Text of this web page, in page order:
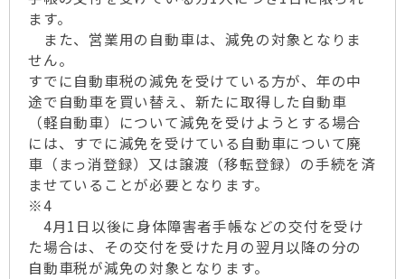
ます。
また、営業用の自動車は、減免の対象となりま
せん。
すでに自動車税の減免を受けている方が、年の中
途で自動車を買い替え、新たに取得した自動車
（軽自動車）について減免を受けようとする場合
には、すでに減免を受けている自動車について廃
車（まっ消登録）又は譲渡（移転登録）の手続を済
ませていることが必要となります。
※4
4月1日以後に身体障害者手帳などの交付を受け
た場合は、その交付を受けた月の翌月以降の分の
自動車税が減免の対象となります。